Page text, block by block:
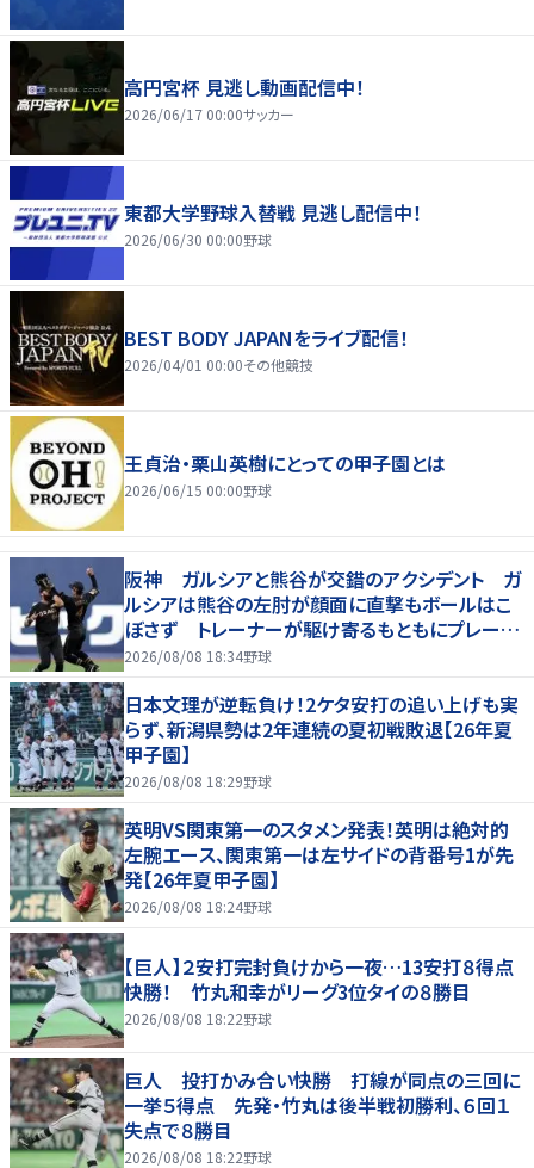
高円宮杯 見逃し動画配信中！
2026/06/17 00:00サッカー
東都大学野球入替戦 見逃し配信中！
2026/06/30 00:00野球
BEST BODY JAPANをライブ配信！
2026/04/01 00:00その他競技
王貞治・栗山英樹にとっての甲子園とは
2026/06/15 00:00野球
阪神 ガルシアと熊谷が交錯のアクシデント ガ
ルシアは熊谷の左肘が顔面に直撃もボールはこ
ぼさず トレーナーが駆け寄るもともにプレー続
行 直後に３連打食らう
2026/08/08 18:34野球
日本文理が逆転負け！2ケタ安打の追い上げも実
らず、新潟県勢は2年連続の夏初戦敗退【26年夏
甲子園】
2026/08/08 18:29野球
英明VS関東第一のスタメン発表！英明は絶対的
左腕エース、関東第一は左サイドの背番号1が先
発【26年夏甲子園】
2026/08/08 18:24野球
【巨人】２安打完封負けから一夜…13安打８得点
快勝！ 竹丸和幸がリーグ3位タイの８勝目
2026/08/08 18:22野球
巨人 投打かみ合い快勝 打線が同点の三回に
一挙５得点 先発・竹丸は後半戦初勝利、６回１
失点で８勝目
2026/08/08 18:22野球